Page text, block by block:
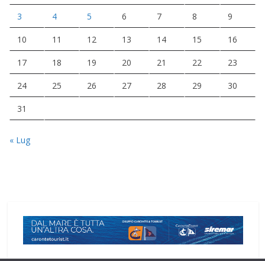
3 4 5 6 7 8 9
10 11 12 13 14 15 16
17 18 19 20 21 22 23
24 25 26 27 28 29 30
31
« Lug